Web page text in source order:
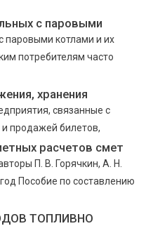
с паровыми
паровыми котлами и их
потребителям часто
хранения
связанные с
продажей билетов,
расчетов смет
П. В. Горячкин, А. Н.
Пособие по составлению
ТОПЛИВНО